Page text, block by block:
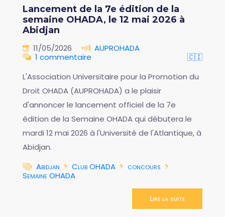
Lancement de la 7e édition de la
semaine OHADA, le 12 mai 2026 à
Abidjan
11/05/2026
AUPROHADA
1 commentaire
🇨🇮
L'Association Universitaire pour la Promotion du
Droit OHADA (AUPROHADA) a le plaisir
d'annoncer le lancement officiel de la 7e
édition de la Semaine OHADA qui débutera le
mardi 12 mai 2026 à l'Université de l'Atlantique, à
Abidjan.
Abidjan
Club OHADA
concours
Semaine OHADA
Lire la suite